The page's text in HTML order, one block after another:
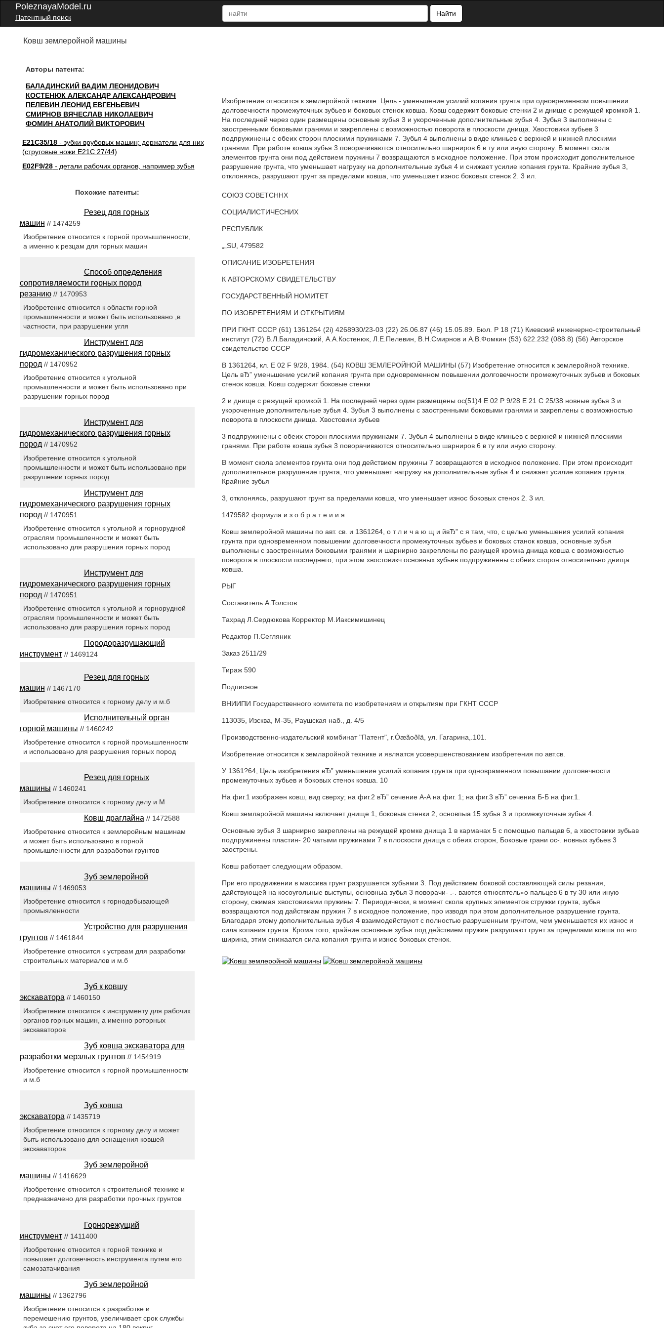
PoleznayaModel.ru
Патентный поиск
Найти
Ковш землеройной машины
Авторы патента:
БАЛАДИНСКИЙ ВАДИМ ЛЕОНИДОВИЧ
КОСТЕНЮК АЛЕКСАНДР АЛЕКСАНДРОВИЧ
ПЕЛЕВИН ЛЕОНИД ЕВГЕНЬЕВИЧ
СМИРНОВ ВЯЧЕСЛАВ НИКОЛАЕВИЧ
ФОМИН АНАТОЛИЙ ВИКТОРОВИЧ
E21C35/18- зубки врубовых машин; держатели для них
(струговые ножи E21C 27/44)
E02F9/28- детали рабочих органов, например зубья
Изобретение относится к землеройной технике. Цель - уменьшение усилий копания грунта при одновременном повышении
долговечности промежуточных зубьев и боковых стенок ковша. Ковш содержит боковые стенки 2 и днище с режущей кромкой 1.
На последней через один размещены основные зубья 3 и укороченные дополнительные зубья 4. Зубья 3 выполнены с
заостренными боковыми гранями и закреплены с возможностью поворота в плоскости днища. Хвостовики зубьев 3
подпружинены с обеих сторон плоскими пружинами 7. Зубья 4 выполнены в виде клиньев с верхней и нижней плоскими
гранями. При работе ковша зубья 3 поворачиваются относительно шарниров 6 в ту или иную сторону. В момент скола
элементов грунта они под действием пружины 7 возвращаются в исходное положение. При этом происходит дополнительное
разрушение грунта, что уменьшает нагрузку на дополнительные зубья 4 и снижает усилие копания грунта. Крайние зубья 3,
отклоняясь, разрушают грунт за пределами ковша, что уменьшает износ боковых стенок 2. 3 ил.
СОЮЗ COBETCHHX
СОЦИАЛИСТИЧЕСНИХ
РЕСПУБЛИК
„„SU, 479582
ОПИСАНИЕ ИЗОБРЕТЕНИЯ
К АВТОРСКОМУ СВИДЕТЕЛЬСТВУ
ГОСУДАРСТВЕННЫЙ НОМИТЕТ
ПО ИЗОБРЕТЕНИЯМ И ОТКРЫТИЯМ
ПРИ ГКНТ СССР (61) 1361264 (2i) 4268930/23-03 (22) 26.06.87 (46) 15.05.89. Бюл. Р 18 (71) Киевский инженерно-строительный
институт (72) В.Л.Баладинский, А.А.Костенюк, Л.Е.Пелевин, В.Н.Смирнов и А.В.Фомкин (53) 622.232 (088.8) (56) Авторское
свидетельство СССР
В 1361264, кл. Е 02 F 9/28, 1984. (54) КОВШ ЗЕМЛЕРОЙНОЙ МАШИНЫ (57) Изобретение относится к землеройной технике.
Цель вЂ” уменьшение усилий копания грунта при одновременном повышении долговечности промежуточных зубьев и боковых
стенок ковша. Ковш содержит боковые стенки
2 и днище с режущей кромкой 1. На последней через один размещены ос(51)4 Е 02 Р 9/28 Е 21 С 25/38 новные зубья 3 и
укороченные дополнительные зубья 4. Зубья 3 выполнены с заостренными боковыми гранями и закреплены с возможностью
поворота в плоскости днища. Хвостовики зубьев
3 подпружинены с обеих сторон плоскими пружинами 7. Зубья 4 выполнены в виде клиньев с верхней и нижней плоскими
гранями. При работе ковша зубья 3 поворачиваются относительно шарниров 6 в ту или иную сторону.
В момент скола элементов грунта они под действием пружины 7 возвращаются в исходное положение. При этом происходит
дополнительное разрушение грунта, что уменьшает нагрузку на дополнительные зубья 4 и снижает усилие копания грунта.
Крайние зубья
3, отклоняясь, разрушают грунт sa пределами ковша, что уменьшает износ боковых стенок 2. 3 ил.
1479582 формула и з о б р а т е и и я
Ковш землеройной машины по авт. св. и 1361264, о т л и ч а ю щ и йвЂ” с я там, что, с целью уменьшения усилий копания
грунта при одновременном повышении долговечности промежуточных зубьев и боковых станок ковша, основные зубья
выполнены с заостренными боковыми гранями и шарнирно закреплены по ражущей кромка днища ковша с возможностью
поворота в плоскости последнего, при этом хвостовикч основных зубьев подпружинены с обеих сторон относительно днища
ковша.
РЫГ
Составитель А.Толстов
Тахрад Л.Сердюкова Корректор М.Иаксимишинец
Редактор П.Сегляник
Заказ 2511/29
Тираж 590
Подписное
ВНИИПИ Государственного комитета по изобретениям и открытиям при ГКНТ СССР
113035, Изсква, M-35, Раушская наб., д. 4/5
Производственно-издательский комбинат "Патент", r.Óæãoðîä, ул. Гагарина,.101.
Изобретение относится к земларойной технике и являатся усовершенствованием изобретения по авт.св.
У 1361?64, Цель изобретения вЂ” уменьшение усилий копания грунта при одновраменном повышании долговечности
промежуточных зубьев и боковых стенок ковша. 10
На фиг.1 изображен ковш, вид сверху; на фиг.2 вЂ” сечение А-А на фиг. 1; на фиг.3 вЂ” сечениа Б-Б на фиг.1.
Ковш земларойной машины включает днище 1, боковыа стенки 2, основпыа 15 зубья 3 и промежуточные зубья 4.
Основные зубья 3 шарнирно закреплены на режущей кромке днища 1 в карманах 5 с помощью пальцав 6, а хвостовики зубьав
подпружинены пластин- 20 чатыми пружинами 7 в плоскости днища с обеих сторон, Боковые грани ос-. новных зубьев 3
заострены.
Ковш работает следующим образом.
При его продвижении в массива грунт разрушается зубьями 3. Под действием боковой составляющей силы резания,
дайствующей на косоугольные выступы, основныа зубья 3 поворачи- .-. ваются относптель«о пальцев 6 в ту 30 или иную
сторону, сжимая хвостовиками пружины 7. Периодически, в момент скола крупных элементов стружки грунта, зубья
возвращаются под дайствиам пружин 7 в исходное положение, про изводя при этом дополнительное разрушение грунта.
Благодаря этому дополнительныа зубья 4 взаимодействуют с полностью разрушенным грунтом, чем уменьшается их износ и
сила копания грунта. Крома того, крайние основные зубья под действием пружин разрушают грунт за пределами ковша по его
ширина, этим снижаатся сила копания грунта и износ боковых стенок.
Похожие патенты:
Резец для горных
машин // 1474259
Изобретение относится к горной промышленности,
а именно к резцам для горных машин
Способ определения
сопротивляемости горных пород
резанию// 1470953
Изобретение относится к области горной
промышленности и может быть использовано ,в
частности, при разрушении угля
Инструмент для
гидромеханического разрушения горных
пород// 1470952
Изобретение относится к угольной
промышленности и может быть использовано при
разрушении горных пород
Инструмент для
гидромеханического разрушения горных
пород// 1470952
Изобретение относится к угольной
промышленности и может быть использовано при
разрушении горных пород
Инструмент для
гидромеханического разрушения горных
пород // 1470951
Изобретение относится к угольной и горнорудной
отраслям промышленности и может быть
использовано для разрушения горных пород
Инструмент для
гидромеханического разрушения горных
пород // 1470951
Изобретение относится к угольной и горнорудной
отраслям промышленности и может быть
использовано для разрушения горных пород
Породоразрушающий
инструмент// 1469124
Резец для горных
машин // 1467170
Изобретение относится к горному делу и м.б
Исполнительный орган
горной машины // 1460242
Изобретение относится к горной промышленности
и использовано для разрушения горных пород
Резец для горных
машины // 1460241
Изобретение относится к горному делу и М
Ковш драглайна// 1472588
Изобретение относится к землеройным машинам
и может быть использовано в горной
промышленности для разработки грунтов
Зуб землеройной
машины // 1469053
Изобретение относится к горнодобывающей
промыяленности
Устройство для разрушения
грунтов // 1461844
Изобретение относится к устрвам для разработки
строительных материалов и м.б
Зуб к ковшу
экскаватора // 1460150
Изобретение относится к инструменту для рабочих
органов горных машин, а именно роторных
экскаваторов
Зуб ковша экскаватора для
разработки мерзлых грунтов // 1454919
Изобретение относится к горной промышленности
и м.б
Зуб ковша
экскаватора // 1435719
Изобретение относится к горному делу и может
быть использовано для оснащения ковшей
экскаваторов
Зуб землеройной
машины // 1416629
Изобретение относится к строительной технике и
предназначено для разработки прочных грунтов
Горнорежущий
инструмент// 1411400
Изобретение относится к горной технике и
повышает долговечность инструмента путем его
самозатачивания
Зуб землеройной
машины // 1362796
Изобретение относится к разработке и
перемешению грунтов, увеличивает срок службы